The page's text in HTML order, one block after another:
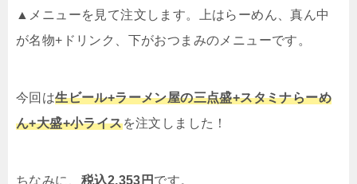
▲メニューを見て注文します。上はらーめん、真ん中
が名物+ドリンク、下がおつまみのメニューです。
今回は生ビール+ラーメン屋の三点盛+スタミナらーめ
ん+大盛+小ライスを注文しました！
ちなみに、 税込2,353円 です。